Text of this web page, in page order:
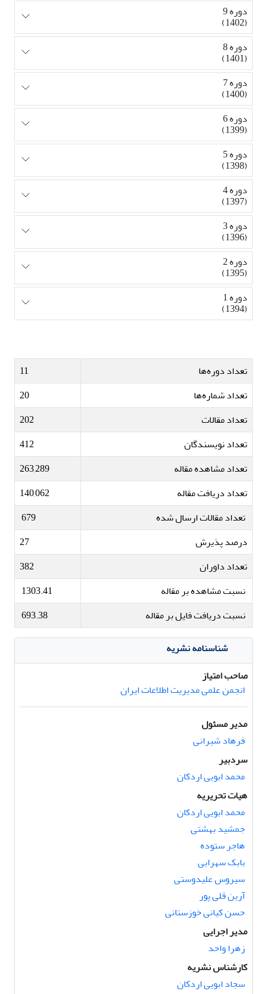
دوره 9
(1402)
دوره 8
(1401)
دوره 7
(1400)
دوره 6
(1399)
دوره 5
(1398)
دوره 4
(1397)
دوره 3
(1396)
دوره 2
(1395)
دوره 1
(1394)
تعداد دوره‌ها
11
تعداد شماره‌ها
20
تعداد مقالات
202
تعداد نویسندگان
412
تعداد مشاهده مقاله
263,289
تعداد دریافت مقاله
140,062
تعداد مقالات ارسال شده
679
درصد پذیرش
27
تعداد داوران
382
نسبت مشاهده بر مقاله
1303.41
نسبت دریافت فایل بر مقاله
693.38
شناسنامه نشریه
صاحب امتیاز
انجمن علمی مدیریت اطلاعات ایران
مدیر مسئول
فرهاد شیرانی
سردبیر
محمد ابویی اردکان
هیات تحریریه
محمد ابویی اردکان
جمشید بهشتی
هاجر ستوده
بابک سهرابی
سیروس علیدوستی
آرین قلی پور
حسن کیانی خوزستانی
مدیر اجرایی
زهرا واحد
کارشناس نشریه
سجاد ابویی اردکان